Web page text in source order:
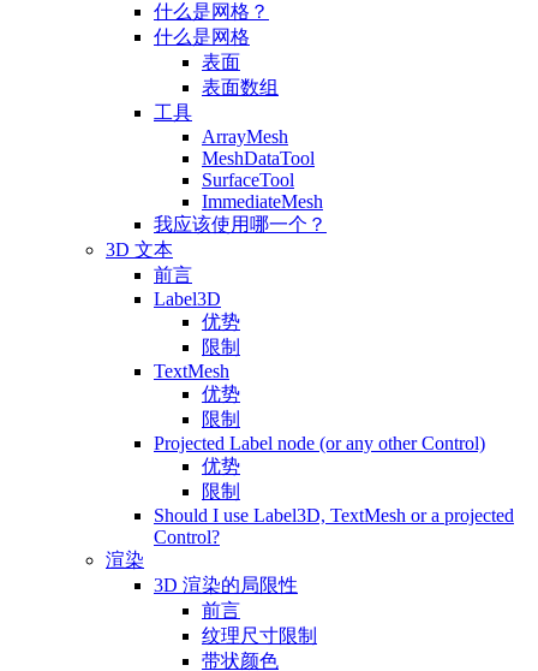
什么是网格？
什么是网格
表面
表面数组
工具
ArrayMesh
MeshDataTool
SurfaceTool
ImmediateMesh
我应该使用哪一个？
3D 文本
前言
Label3D
优势
限制
TextMesh
优势
限制
Projected Label node (or any other Control)
优势
限制
Should I use Label3D, TextMesh or a projected
Control?
渲染
3D 渲染的局限性
前言
纹理尺寸限制
带状颜色